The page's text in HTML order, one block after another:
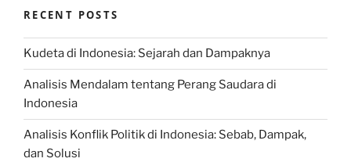
RECENT POSTS
Kudeta di Indonesia: Sejarah dan Dampaknya
Analisis Mendalam tentang Perang Saudara di
Indonesia
Analisis Konflik Politik di Indonesia: Sebab, Dampak,
dan Solusi